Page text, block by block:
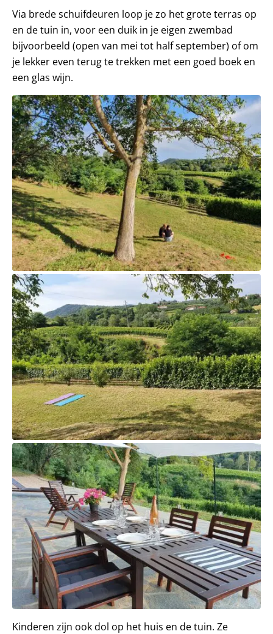
Via brede schuifdeuren loop je zo het grote terras op
en de tuin in, voor een duik in je eigen zwembad
bijvoorbeeld (open van mei tot half september) of om
je lekker even terug te trekken met een goed boek en
een glas wijn.
Kinderen zijn ook dol op het huis en de tuin. Ze